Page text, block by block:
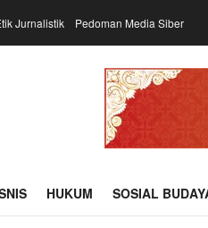
Jurnalistik Pedoman Media Siber
HUKUM SOSIAL